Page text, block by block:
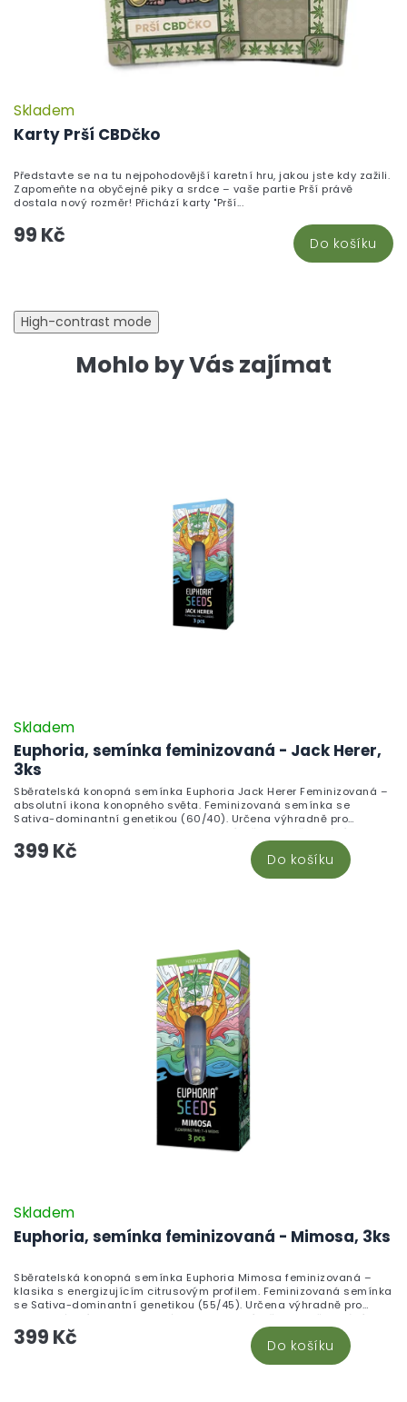
Karty Prší CBDčko
Skladem
99 Kč Do košíku
Představte se na tu nejpohodovější karetní hru, jakou jste kdy zažili.
Zapomeňte na obyčejné piky a srdce – vaše partie Prší právě
dostala nový rozměr! Přichází karty "Prší...
High-contrast mode
Mohlo by Vás zajímat
Euphoria, semínka feminizovaná - Jack Herer,
3ks
Skladem
399 Kč Do košíku
Sběratelská konopná semínka Euphoria Jack Herer Feminizovaná –
absolutní ikona konopného světa. Feminizovaná semínka se
Sativa-dominantní genetikou (60/40). Určena výhradně pro
archivaci a genealogické studium. Není určena k pěstování.
Euphoria, semínka feminizovaná - Mimosa, 3ks
Skladem
399 Kč Do košíku
Sběratelská konopná semínka Euphoria Mimosa feminizovaná –
klasika s energizujícím citrusovým profilem. Feminizovaná semínka
se Sativa-dominantní genetikou (55/45). Určena výhradně pro
botanické sbírky a terpenové studium. Není určena k pěstování.